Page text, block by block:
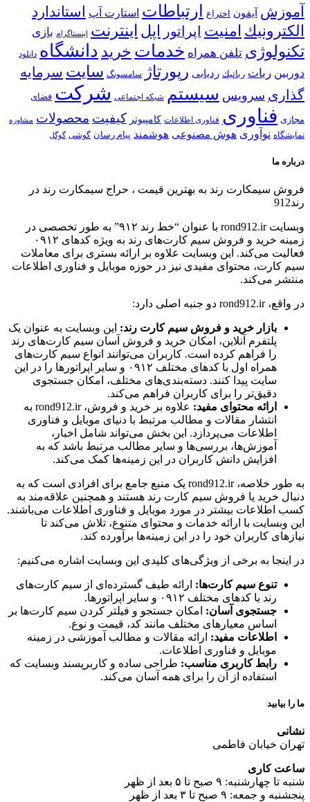
آموزش آیفون اختراع ارتباطات استارت آپ استاندارد
الكترونیك امنیت اپراتور اپل اینترنت اینستاگرام بازی
تكنولوژی تلفن همراه خدمات خرید دانشگاه دانلود
دوربین ربات رباتیك ردیابی رپورتاژ سامسونگ سایت سرمایه
گذاری سرویس سیستم شبكه اجتماعی شركت فضای
مجازی فناوری فناوری اطلاعات كامپیوتر كیفیت محصولات مشاوره
نمایشگاه نوآوری هوش مصنوعی هوشمند پیام رسان گوشی گوگل
درباره ما
فروش سیمكارت رند به بهترین قیمت ، حراج سیمكارت رند در
رند912
وبسایت rond912.ir با عنوان “خط رند ۹۱۲” به طور تخصصی در
زمینه خرید و فروش سیم کارت‌های رند به ویژه کدهای ۰۹۱۲
فعالیت می‌کند. این وبسایت علاوه بر ارائه بستری برای معاملات
سیم کارت، محتوای مفیدی نیز در حوزه موبایل و فناوری اطلاعات
منتشر می‌کند.
در واقع، rond912.ir دو جنبه اصلی دارد:
بازار خرید و فروش سیم کارت رند: این وبسایت به عنوان یک
پلتفرم آنلاین، امکان خرید و فروش آسان سیم کارت‌های رند
را فراهم کرده است. کاربران می‌توانند انواع سیم کارت‌های
همراه اول با کدهای مختلف ۰۹۱۲ و سایر اپراتورها را در این
سایت پیدا کنند. دسته‌بندی‌های مختلف، امکان جستجوی
دقیق‌تر را برای کاربران فراهم می‌کند.
ارائه محتوای مفید:
علاوه بر خرید و فروش، rond912.ir به
انتشار مقالات و مطالب مرتبط با دنیای موبایل و فناوری
اطلاعات می‌پردازد. این بخش می‌تواند شامل اخبار،
آموزش‌ها، بررسی‌ها و سایر مطالب مرتبط باشد که به
افزایش دانش کاربران در این زمینه‌ها کمک می‌کند.
به طور خلاصه، rond912.ir یک منبع جامع برای افرادی است که به
دنبال خرید یا فروش سیم کارت رند هستند و همچنین علاقه‌مند به
کسب اطلاعات بیشتر در مورد موبایل و فناوری اطلاعات می‌باشند.
این وبسایت با ارائه خدمات و محتوای متنوع، تلاش می‌کند تا
نیازهای کاربران خود را در این زمینه‌ها برآورده کند.
در اینجا به برخی از ویژگی‌های کلیدی این وبسایت اشاره می‌کنیم:
تنوع سیم کارت‌ها: ارائه طیف گسترده‌ای از سیم کارت‌های
رند با کدهای مختلف ۰۹۱۲ و سایر اپراتورها.
جستجوی آسان: امکان جستجو و فیلتر کردن سیم کارت‌ها بر
اساس معیارهای مختلف مانند کد، قیمت و نوع.
اطلاعات مفید: ارائه مقالات و مطالب آموزشی در زمینه
موبایل و فناوری اطلاعات.
رابط کاربری مناسب: طراحی ساده و کاربرپسند وبسایت که
استفاده از آن را برای همه آسان می‌کند.
ما را بیابید
نشانی
تهران خیابان فاطمی
ساعت کاری
شنبه تا چهارشنبه: ۹ صبح تا ۵ بعد از ظهر
پنجشنبه و جمعه: ۹ صبح تا ۳ بعد از ظهر